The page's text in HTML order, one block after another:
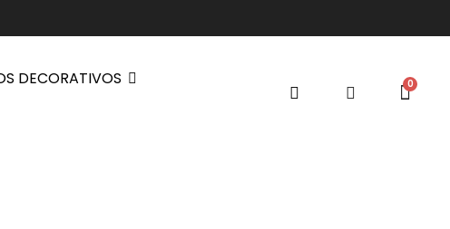
DECORATIVOS